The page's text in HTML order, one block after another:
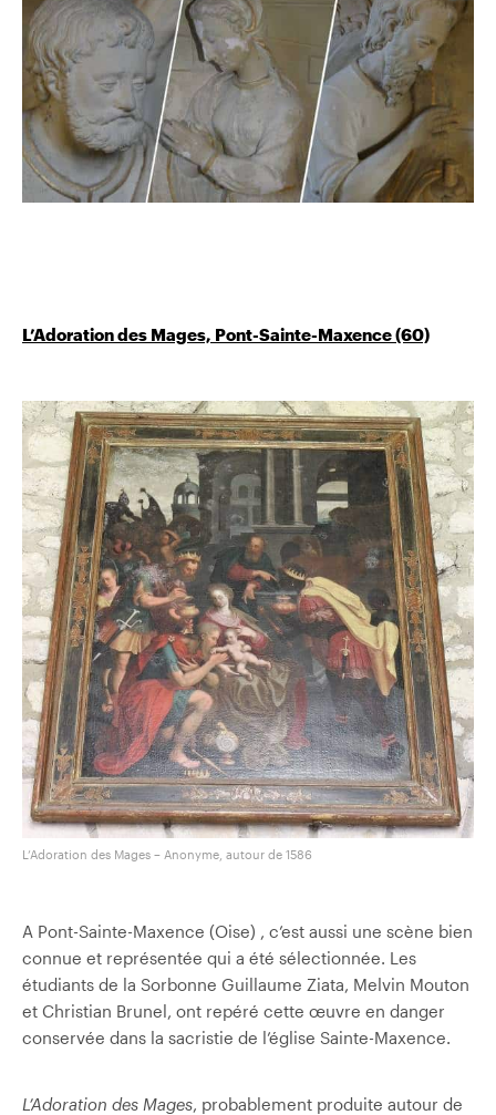
L’Adoration des Mages, Pont-Sainte-Maxence (60)
L’Adoration des Mages – Anonyme, autour de 1586
A Pont-Sainte-Maxence (Oise) , c’est aussi une scène bien
connue et représentée qui a été sélectionnée. Les
étudiants de la Sorbonne Guillaume Ziata, Melvin Mouton
et Christian Brunel, ont repéré cette œuvre en danger
conservée dans la sacristie de l’église Sainte-Maxence.
L’Adoration des Mages, probablement produite autour de